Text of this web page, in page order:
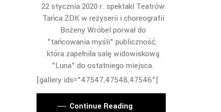
22 stycznia 2020 r. spektakl Teatrów
Tańca ŻDK w reżyserii i choreografii
Bożeny Wróbel porwał do
"tańcowania myśli" publiczność,
która zapełniła salę widowiskową
"Luna" do ostatniego miejsca.
[gallery ids="47547,47548,47546"]
Continue Reading